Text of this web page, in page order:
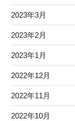
2023年3月
2023年2月
2023年1月
2022年12月
2022年11月
2022年10月